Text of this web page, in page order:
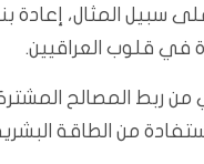
المثال، إعادة
في قلوب العراقيين.
من ربط المصالح
من الطاقة